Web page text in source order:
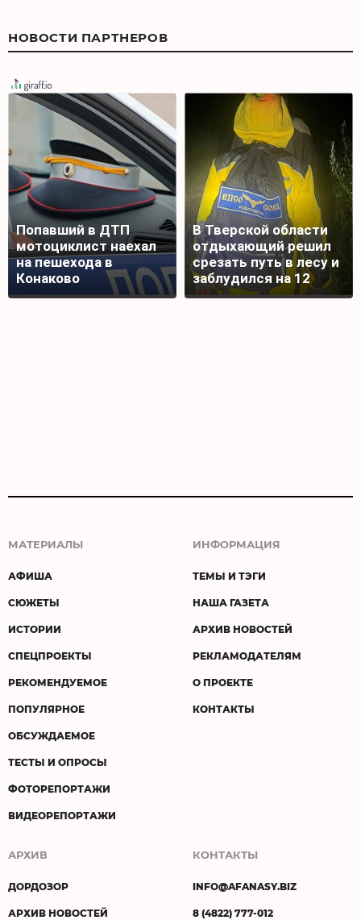
НОВОСТИ ПАРТНЕРОВ
Попавший в ДТП
мотоциклист наехал
на пешехода в
Конаково
В Тверской области
отдыхающий решил
срезать путь в лесу и
заблудился на 12
часов
МАТЕРИАЛЫ
АФИША
СЮЖЕТЫ
ИСТОРИИ
СПЕЦПРОЕКТЫ
РЕКОМЕНДУЕМОЕ
ПОПУЛЯРНОЕ
ОБСУЖДАЕМОЕ
ТЕСТЫ И ОПРОСЫ
ФОТОРЕПОРТАЖИ
ВИДЕОРЕПОРТАЖИ
ИНФОРМАЦИЯ
ТЕМЫ И ТЭГИ
НАША ГАЗЕТА
АРХИВ НОВОСТЕЙ
РЕКЛАМОДАТЕЛЯМ
О ПРОЕКТЕ
КОНТАКТЫ
АРХИВ
ДОРДОЗОР
АРХИВ НОВОСТЕЙ
КОНТАКТЫ
INFO@AFANASY.BIZ
8 (4822) 777-012